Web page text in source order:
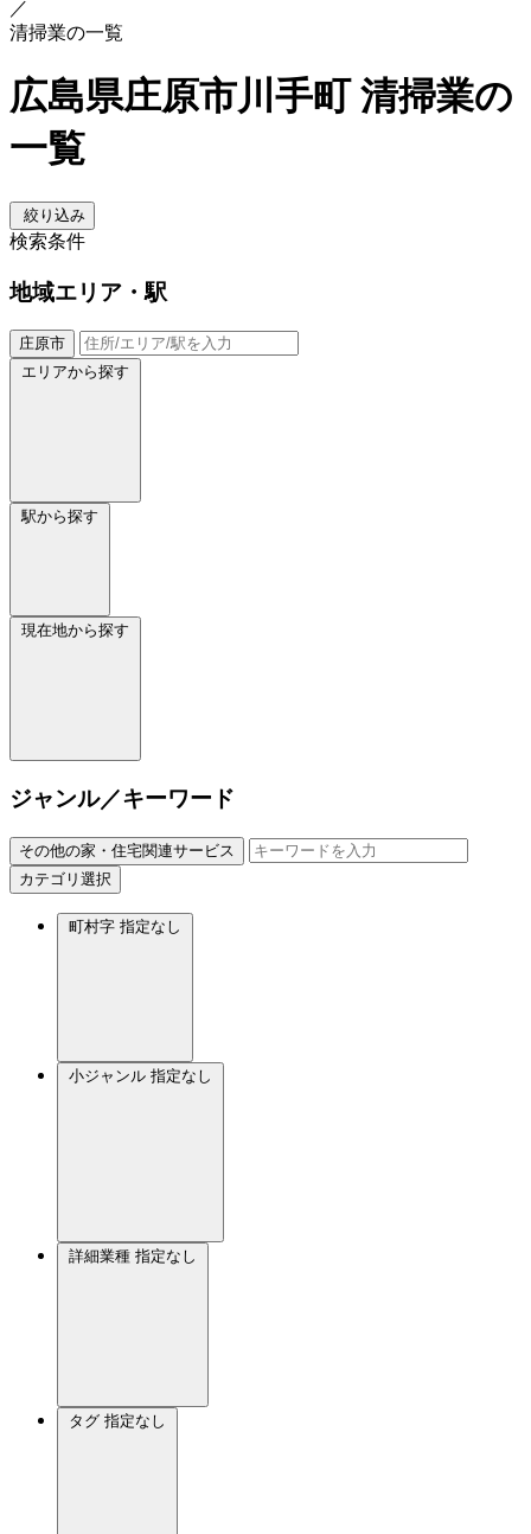
／
清掃業の一覧
広島県庄原市川手町 清掃業の
一覧
絞り込み
検索条件
地域エリア・駅
庄原市
エリアから探す
駅から探す
現在地から探す
ジャンル／キーワード
その他の家・住宅関連サービス
カテゴリ選択
町村字 指定なし
小ジャンル 指定なし
詳細業種 指定なし
タグ 指定なし